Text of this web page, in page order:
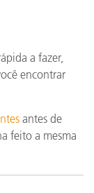
a fazer,
encontrar
antes de
feito a mesma